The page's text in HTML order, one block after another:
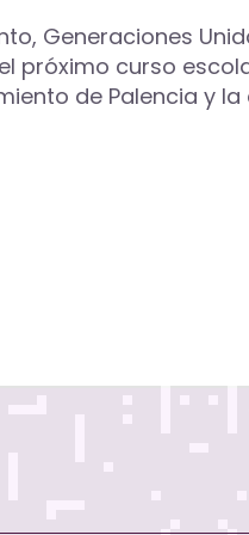
Generaciones
próximo curso
de Palencia y